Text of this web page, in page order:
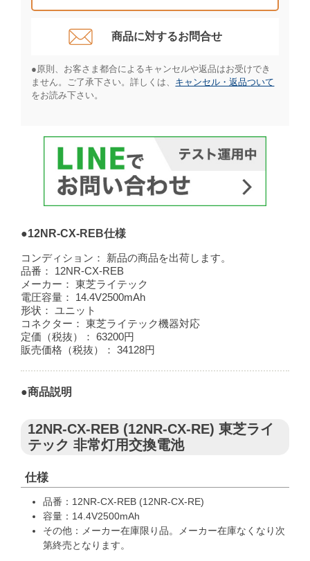
商品に対するお問合せ​
●原則、お客さま都合によるキャンセルや返品はお受けでき
ません。ご了承下さい。詳しくは、 キャンセル・返品ついて
をお読み下さい。​
●12NR-CX-REB仕様
コンディション：
新品の商品を出荷します。
品番：
12NR-CX-REB
メーカー：
東芝ライテック
電圧容量：
14.4V2500mAh
形状：
ユニット
コネクター：
東芝ライテック機器対応
定価（税抜）：
63200円
販売価格（税抜）：
34128円
●商品説明
12NR-CX-REB (12NR-CX-RE) 東芝ライ
テック 非常灯用交換電池
仕様
品番：12NR-CX-REB (12NR-CX-RE)
容量：14.4V2500mAh
その他：メーカー在庫限り品。メーカー在庫なくなり次
第終売となります。